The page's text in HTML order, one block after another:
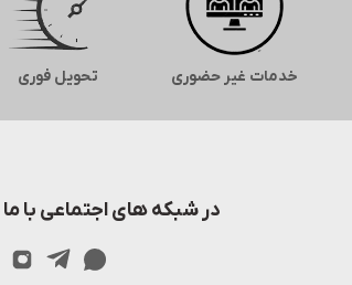
خدمات غیر حضوری تحویل فوری
در شبکه های اجتماعی با